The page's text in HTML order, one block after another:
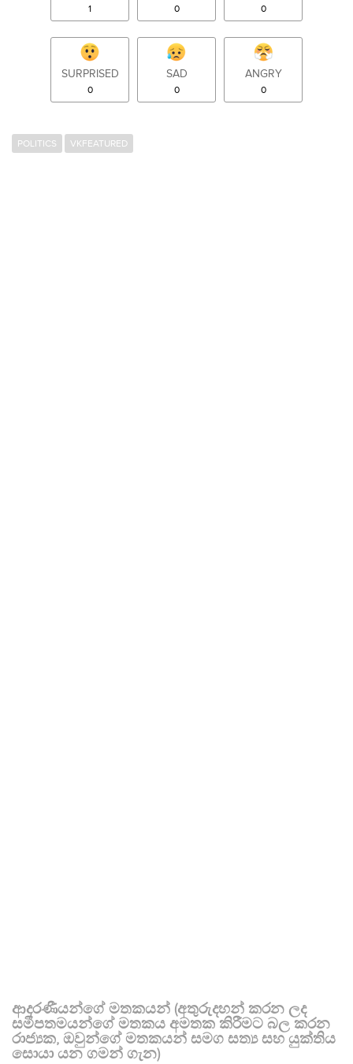
1 0 0
SURPRISED
0
SAD
0
ANGRY
0
POLITICS VKFEATURED
ආදරණීයන්ගේ මතකයන් (අතුරුදහන් කරන ලද
සමීපතමයන්ගේ මතකය අමතක කිරීමට බල කරන
රාජ්‍යක, ඔවුන්ගේ මතකයන් සමග සත්‍ය සහ යුක්තිය
සොයා යන ගමන් ගැන)